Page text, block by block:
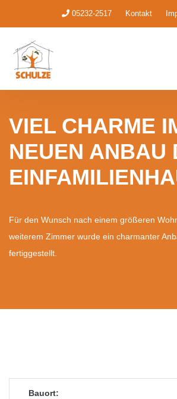
05232-2517 Kontakt
VIEL CHARME
NEUEN ANBAU
Für den Wunsch nach einem größeren
weiterem Zimmer wurde ein charmanter
fertiggestellt.
Bauort: